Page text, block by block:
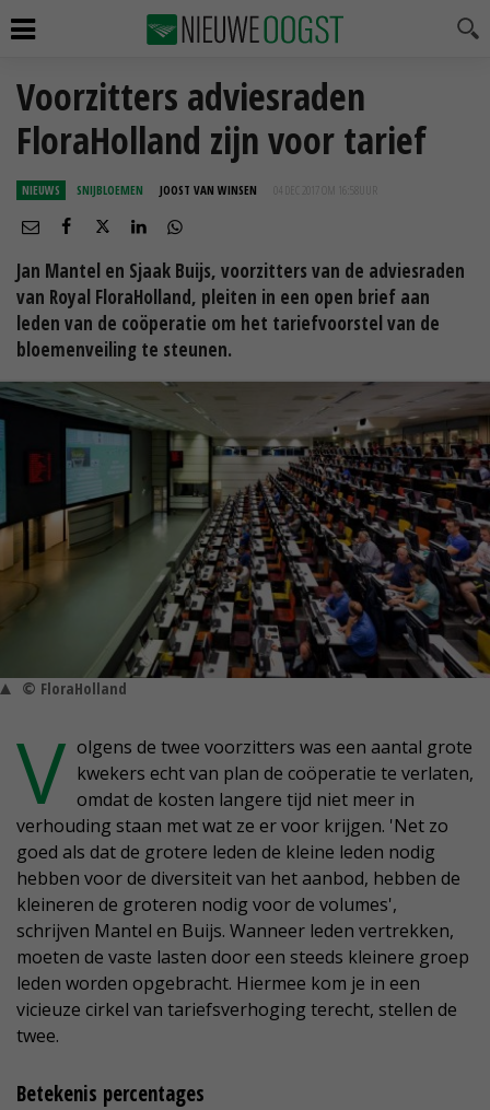
Voorzitters adviesraden
FloraHolland zijn voor tarief
NIEUWS SNIJBLOEMEN JOOST VAN WINSEN 04 DEC 2017 OM 16:58
Jan Mantel en Sjaak Buijs, voorzitters van de adviesraden
van Royal FloraHolland, pleiten in een open brief aan
leden van de coöperatie om het tariefvoorstel van de
bloemenveiling te steunen.
© FloraHolland
V olgens de twee voorzitters was een aantal grote
kwekers echt van plan de coöperatie te verlaten,
omdat de kosten langere tijd niet meer in
verhouding staan met wat ze er voor krijgen. 'Net zo
goed als dat de grotere leden de kleine leden nodig
hebben voor de diversiteit van het aanbod, hebben de
kleineren de groteren nodig voor de volumes',
schrijven Mantel en Buijs. Wanneer leden vertrekken,
moeten de vaste lasten door een steeds kleinere groep
leden worden opgebracht. Hiermee kom je in een
vicieuze cirkel van tariefsverhoging terecht, stellen de
twee.
Betekenis percentages